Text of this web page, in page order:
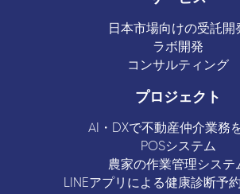
日本市場向けの受託開
ラボ開発
コンサルティング
プロジェクト
AI・DXで不動産仲介業務
POSシステム
農家の作業管理システ
LINEアプリによる健康診断予